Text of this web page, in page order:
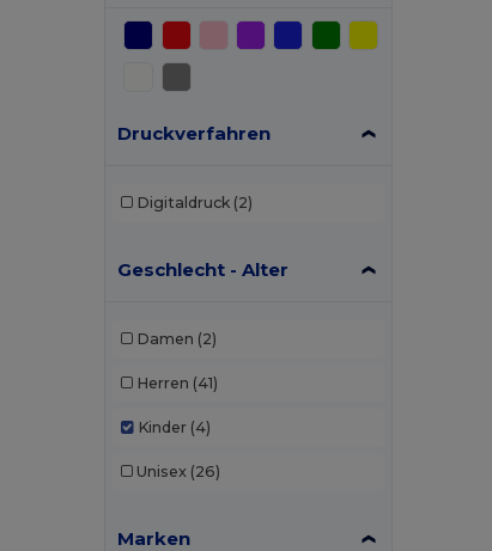
Druckverfahren
Digitaldruck (2)
Geschlecht - Alter
Damen (2)
Herren (41)
Kinder (4)
Unisex (26)
Marken